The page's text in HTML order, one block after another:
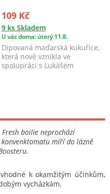
109 Kč
9 ks Skladem
U vás doma: úterý 11.8.
Dipovaná maďarská kukuřice,
která nově vznikla ve
spolupráci s Lukášem
boilie neprochází
míří do lázně
k okamžitým účinkům,
vycházkám.